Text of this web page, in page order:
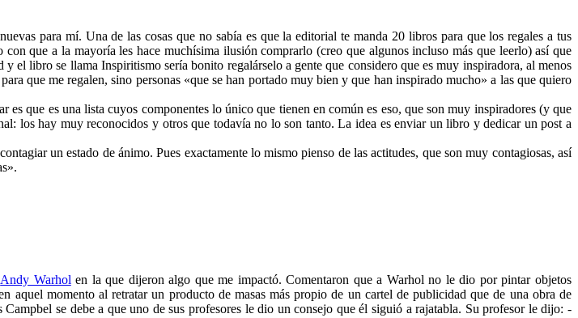
para mí. Una de las cosas que no sabía es que la editorial te manda 20 libros para que los regales a tus
que a la mayoría les hace muchísima ilusión comprarlo (creo que algunos incluso más que leerlo) así que
el libro se llama Inspiritismo sería bonito regalárselo a gente que considero que es muy inspiradora, al menos
que me regalen, sino personas «que se han portado muy bien y que han inspirado mucho» a las que quiero
que es una lista cuyos componentes lo único que tienen en común es eso, que son muy inspiradores (y que
los hay muy reconocidos y otros que todavía no lo son tanto. La idea es enviar un libro y dedicar un post a
un estado de ánimo. Pues exactamente lo mismo pienso de las actitudes, que son muy contagiosas, así
Andy Warhol en la que dijeron algo que me impactó. Comentaron que a Warhol no le dio por pintar objetos
momento al retratar un producto de masas más propio de un cartel de publicidad que de una obra de
se debe a que uno de sus profesores le dio un consejo que él siguió a rajatabla. Su profesor le dijo: -